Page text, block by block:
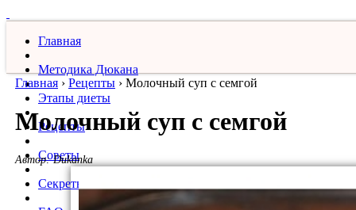
Главная
Методика Дюкана
Этапы диеты
Рецепты
Советы
Секреты
Главная › Рецепты › Молочный суп с семгой
Молочный суп с семгой
Автор:Dukanka